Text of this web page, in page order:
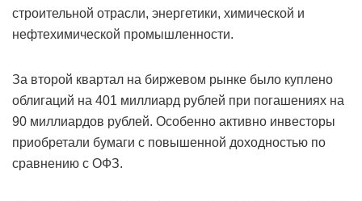
строительной отрасли, энергетики, химической и
нефтехимической промышленности.
За второй квартал на биржевом рынке было куплено
облигаций на 401 миллиард рублей при погашениях на
90 миллиардов рублей. Особенно активно инвесторы
приобретали бумаги с повышенной доходностью по
сравнению с ОФЗ.